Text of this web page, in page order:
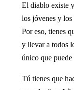
El diablo existe
los jóvenes y los
Por eso, tienes
y llevar a todos
único que
Tú tienes que